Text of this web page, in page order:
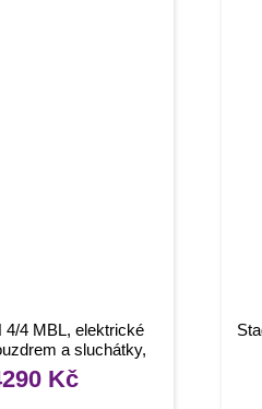
4/4 MBL, elektrické
a sluchátky,
metalíza
Kč